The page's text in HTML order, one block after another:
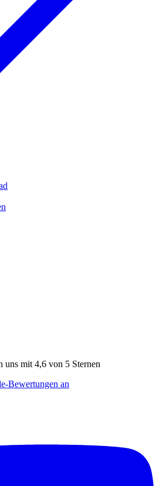
uns mit 4,6 von 5 Sternen
Bewertungen an